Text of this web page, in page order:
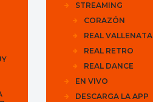
STREAMING
CORAZÓN
REAL VALLENATA
REAL RETRO
REAL DANCE
EN VIVO
DESCARGA LA APP